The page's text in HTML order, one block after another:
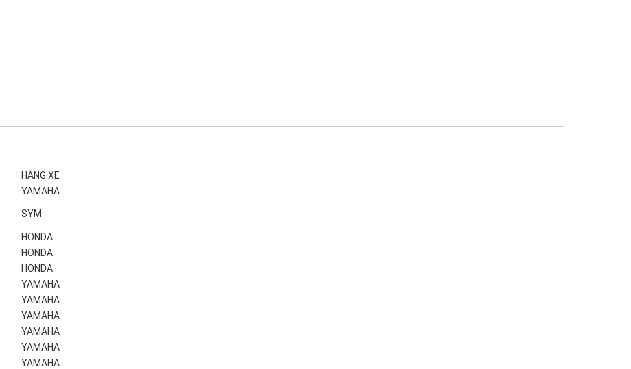
HÃNG XE
YAMAHA
SYM
HONDA
HONDA
HONDA
YAMAHA
YAMAHA
YAMAHA
YAMAHA
YAMAHA
YAMAHA